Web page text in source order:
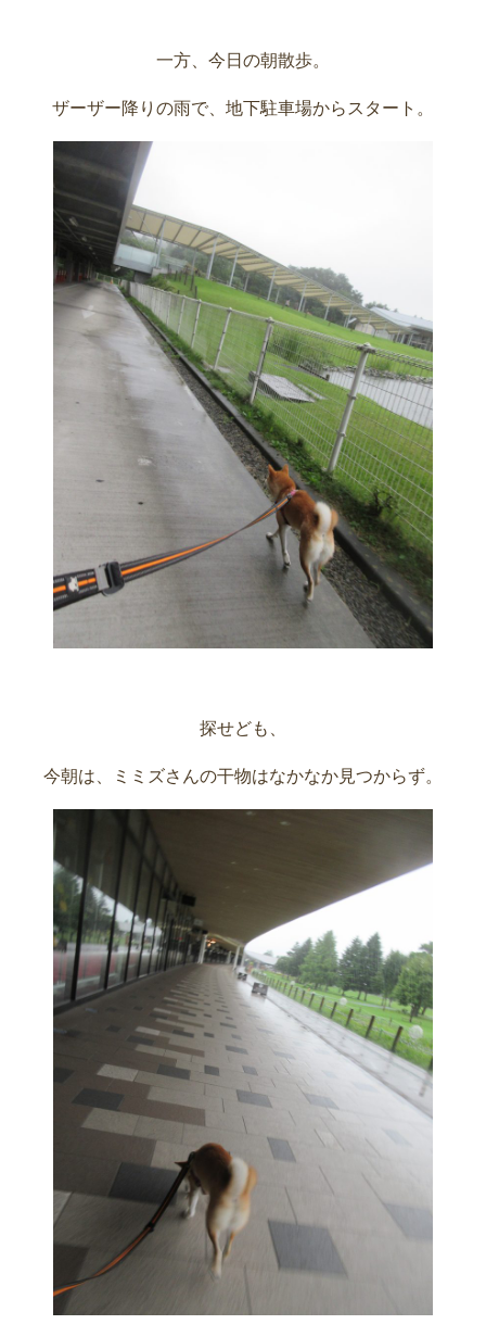
一方、今日の朝散歩。
ザーザー降りの雨で、地下駐車場からスタート。
探せども、
今朝は、ミミズさんの干物はなかなか見つからず。